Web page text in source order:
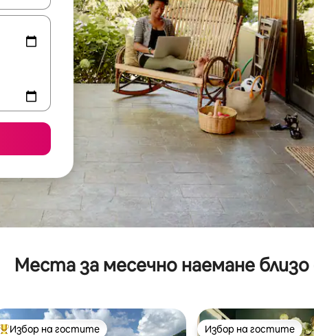
Места за месечно наемане близо
Избор на гостите Избор на гостите